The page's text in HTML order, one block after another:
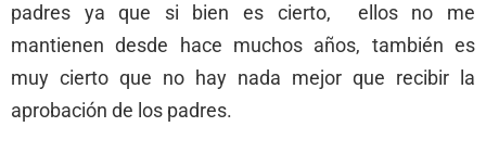
padres ya que si bien es cierto, ellos no me
mantienen desde hace muchos años, también es
muy cierto que no hay nada mejor que recibir la
aprobación de los padres.